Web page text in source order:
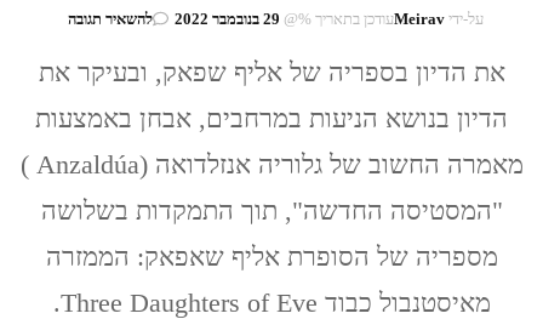
על-ידיMeiravעודכן בתאריך %@ 29 בנובמבר 2022 להשאיר תגובהבנושא
ירחי
ניעות
כביטוי
של
שאפאק
את הדיון בספריה של אליף שפאק, ובעיקר את
הדיון בנושא הניעות במרחבים, אבחן באמצעות
מאמרה החשוב של גלוריה אנזלדואה (Anzaldúa )
"המסטיסה החדשה", תוך התמקדות בשלושה
מספריה של הסופרת אליף שאפאק: הממזרה
מאיסטנבול כבוד Three Daughters of Eve.